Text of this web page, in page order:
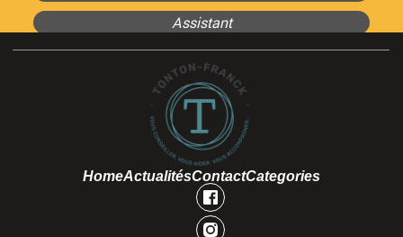
Assistant
HomeActualitésContactCategories